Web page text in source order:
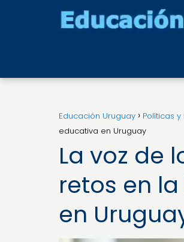
Educación Uruguay Políticas
educativa en Uruguay
La voz de
retos en
en